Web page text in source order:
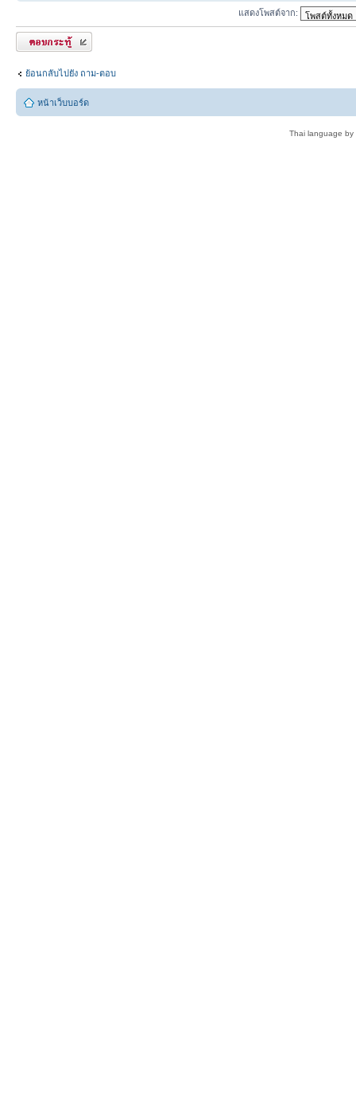
แสดงโพสต์จาก:
ตอบกระทู้
ย้อนกลับไปยัง ถาม-ตอบ
หน้าเว็บบอร์ด
Thai language by